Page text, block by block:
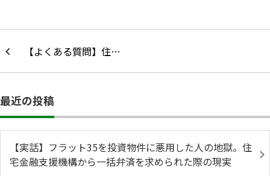
【よくある質問】住…
最近の投稿
【実話】フラット35を投資物件に悪用した人の地獄。住
宅金融支援機構から一括弁済を求められた際の現実